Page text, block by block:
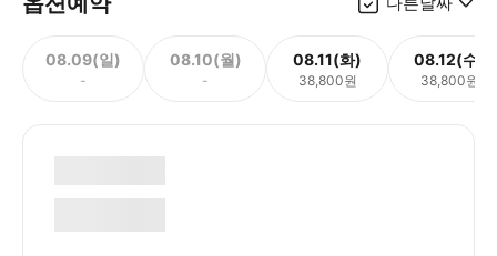
08.09(일)
-
08.10(월)
-
08.11(화)
38,800원
08.12(수)
38,800원